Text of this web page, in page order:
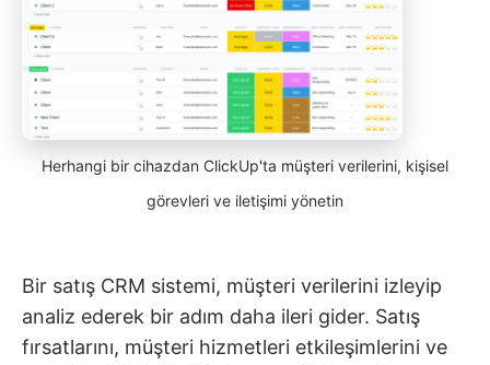
Herhangi bir cihazdan ClickUp'ta müşteri verilerini, kişisel
görevleri ve iletişimi yönetin
Bir satış CRM sistemi, müşteri verilerini izleyip
analiz ederek bir adım daha ileri gider. Satış
fırsatlarını, müşteri hizmetleri etkileşimlerini ve